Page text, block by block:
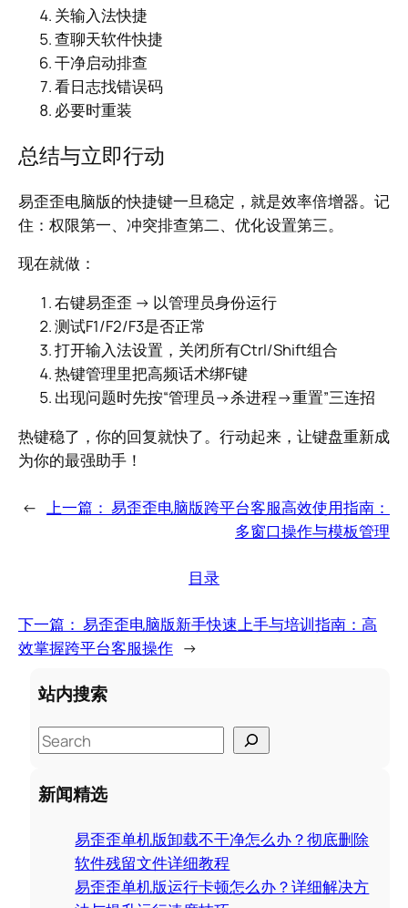
关输入法快捷
查聊天软件快捷
干净启动排查
看日志找错误码
必要时重装
总结与立即行动
易歪歪电脑版的快捷键一旦稳定，就是效率倍增器。记
住：权限第一、冲突排查第二、优化设置第三。
现在就做：
右键易歪歪 → 以管理员身份运行
测试F1/F2/F3是否正常
打开输入法设置，关闭所有Ctrl/Shift组合
热键管理里把高频话术绑F键
出现问题时先按“管理员→杀进程→重置”三连招
热键稳了，你的回复就快了。行动起来，让键盘重新成
为你的最强助手！
← 上一篇： 易歪歪电脑版跨平台客服高效使用指南：
多窗口操作与模板管理
目录
下一篇： 易歪歪电脑版新手快速上手与培训指南：高
效掌握跨平台客服操作 →
站内搜索
S
e
a
r
新闻精选
易歪歪单机版卸载不干净怎么办？彻底删除
软件残留文件详细教程
易歪歪单机版运行卡顿怎么办？详细解决方